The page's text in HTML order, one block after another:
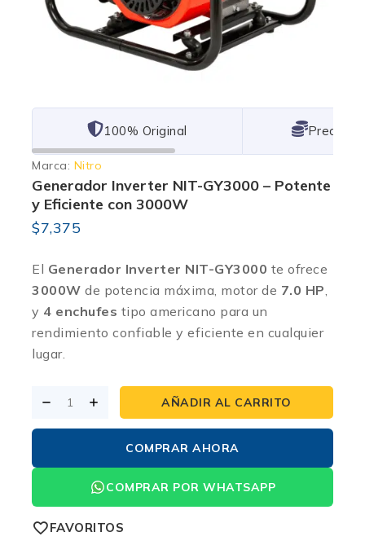
101% Original Lowest
Marca: Nitro
Generador Inverter NIT-GY3000 – Potente
y Eficiente con 3000W
$7,375
El Generador Inverter NIT-GY3000 te ofrece
3000W de potencia máxima, motor de 7.0 HP,
y 4 enchufes tipo americano para un
rendimiento confiable y eficiente en cualquier
lugar.
AÑADIR AL CARRITO
COMPRAR AHORA
COMPRAR POR WHATSAPP
FAVORITOS